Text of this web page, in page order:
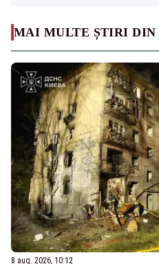
MAI MULTE ȘTIRI DIN
8 aug. 2026, 10:12